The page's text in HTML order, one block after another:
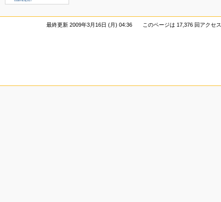
最終更新 2009年3月16日 (月) 04:36 このページは 17,376 回アクセ